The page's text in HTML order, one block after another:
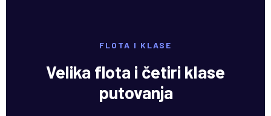
FLOTA I KLASE
Velika flota i četiri klase
putovanja